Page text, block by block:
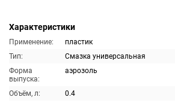
Характеристики
Применение:
пластик
Тип:
Смазка универсальная
Форма
выпуска:
аэрозоль
Объём, л:
0.4